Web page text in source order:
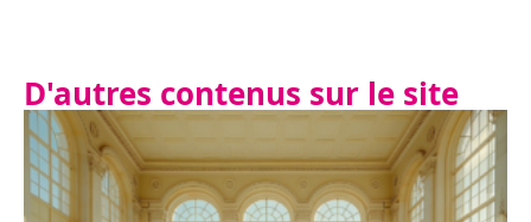
D'autres contenus sur le site